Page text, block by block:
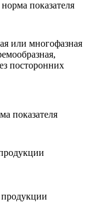
показателя
или многофазная
посторонних
показателя